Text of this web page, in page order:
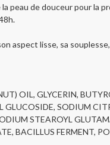
peau de douceur pour
aspect lisse, sa
OIL, GLYCERIN,
SODIUM
STEAROYL
BACILLUS FERMENT,